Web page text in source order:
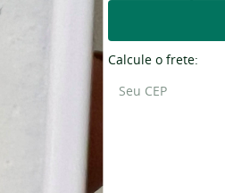
Calcule o frete: